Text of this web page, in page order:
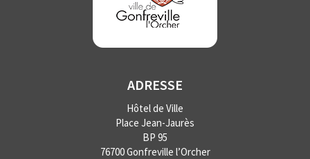
ADRESSE
Hôtel de Ville
Place Jean-Jaurès
BP 95
76700 Gonfreville l’Orcher